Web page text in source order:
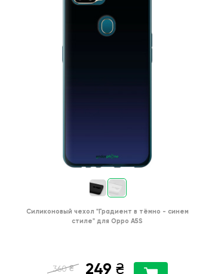
Силиконовый чехол "Градиент в тёмно - синем
стиле" для Oppo A5S
360 ₴ 249 ₴